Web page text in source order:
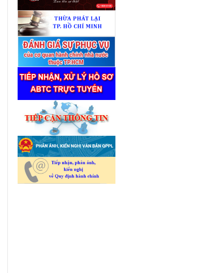
Thuê đơn vị tư vấn thẩm định
giá số 38965 (27/07)